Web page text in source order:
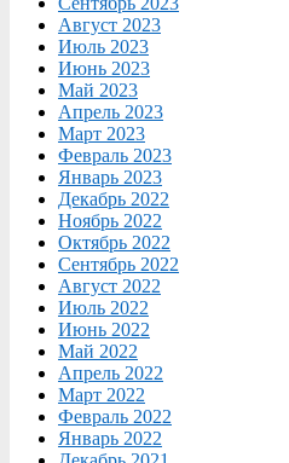
Август 2023
Июль 2023
Июнь 2023
Май 2023
Апрель 2023
Март 2023
Февраль 2023
Январь 2023
Декабрь 2022
Ноябрь 2022
Октябрь 2022
Сентябрь 2022
Август 2022
Июль 2022
Июнь 2022
Май 2022
Апрель 2022
Март 2022
Февраль 2022
Январь 2022